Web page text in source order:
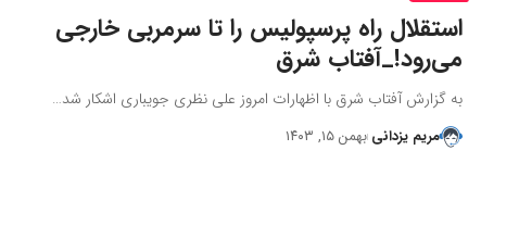
استقلال راه پرسپولیس را تا سرمربی خارجی
می‌رود!_آفتاب شرق
به گزارش آفتاب شرق با اظهارات امروز علی نظری جویباری اشکار شد…
مریم یزدانی بهمن ۱۵, ۱۴۰۳